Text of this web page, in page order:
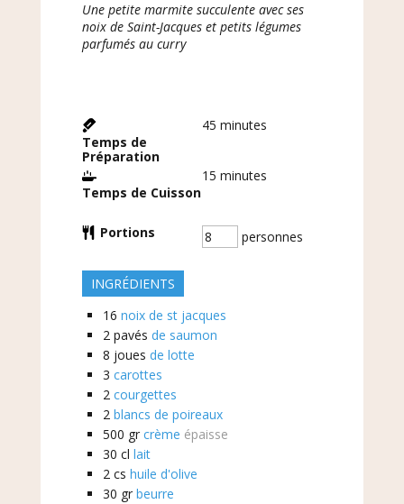
Une petite marmite succulente avec ses
noix de Saint-Jacques et petits légumes
parfumés au curry
Temps de
Préparation
45 minutes
Temps de Cuisson
15 minutes
Portions personnes
INGRÉDIENTS
16 noix de st jacques
2 pavés de saumon
8 joues de lotte
3 carottes
2 courgettes
2 blancs de poireaux
500 gr crème épaisse
30 cl lait
2 cs huile d'olive
30 gr beurre